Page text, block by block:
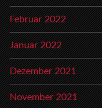
Februar 2022
Januar 2022
Dezember 2021
November 2021